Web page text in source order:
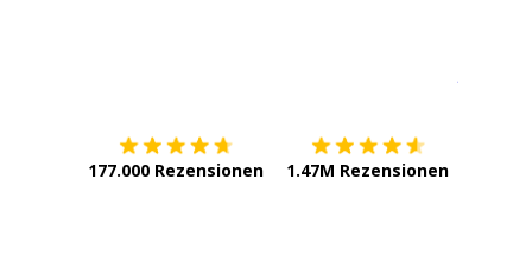
177.000 Rezensionen 1.47M Rezensionen